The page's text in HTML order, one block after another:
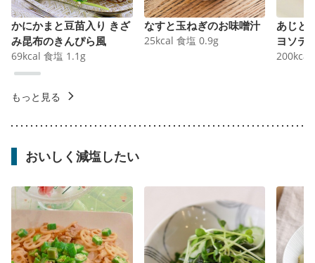
かにかまと豆苗入り きざ
み昆布のきんぴら風
69kcal 食塩 1.1 g
なすと玉ねぎのお味噌汁
25kcal 食塩 0.9g
あじと
ヨソテ
200kcal
もっと見る
おいしく減塩したい